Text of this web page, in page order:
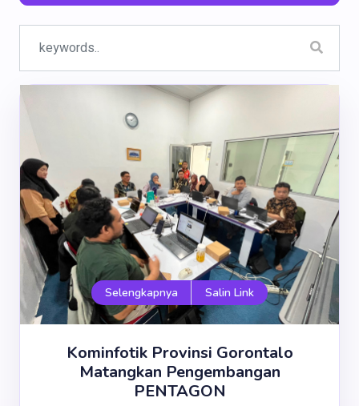
Selengkapnya Salin Link
Kominfotik Provinsi Gorontalo
Matangkan Pengembangan
PENTAGON